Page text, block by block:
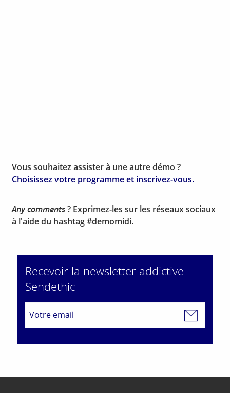
Vous souhaitez assister à une autre démo ?
Choisissez votre programme et inscrivez-vous.
Any comments? Exprimez-les sur les réseaux sociaux
à l'aide du hashtag #demomidi.
Recevoir la newsletter addictive
Sendethic